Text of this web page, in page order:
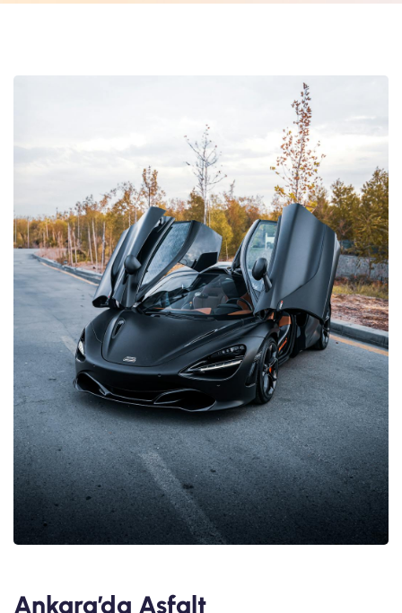
Ankara’da Asfalt